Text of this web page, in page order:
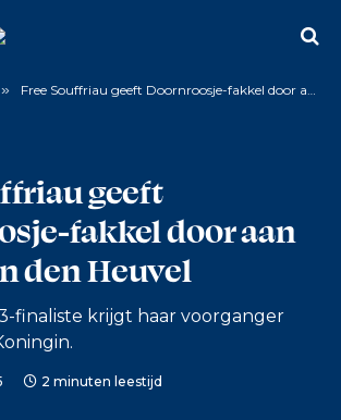
» Free Souffriau geeft Doornroosje-fakkel door aan Diede van den Heuvel
geeft
fakkel door aan
den Heuvel
finaliste krijgt haar voorganger
2 minuten leestijd